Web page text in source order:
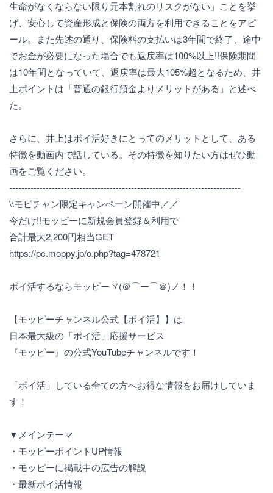
生命がなくならない限り元本割れのリスクがない」ことを挙
げ、安心して資産形成と保険の両方を利用できることをアピ
ール。また先述の通り、保険料の支払いは3年間で終了、途中
でお金が必要になった場合でも返戻率は100%以上!!保険期間
は10年間となっていて、返戻率は最大105%超となるため、井
上ポイントは「普通の銀行預金よりメリットがある」と述べ
た。
さらに、井上はポイ活好きにとってのメリットとして、ある
特徴を動画内で話している。その特徴を知りたい方はぜひ動
画をご覧ください。
----------------------------------------------------------------------------
\\モピチャン限定キャンペーン開催中／／
今だけ!!モッピーに新規会員登録＆利用で
合計最大2,200円相当GET
https://pc.moppy.jp/o.php?tag=478721
ポイ活するならモッピーヾ(＠⌒ー⌒＠)ノ！！
【モッピーチャンネル公式【ポイ活】】は
日本最大級の「ポイ活」応援サービス
『モッピー』の公式YouTubeチャンネルです！
「ポイ活」している全ての方へお得な情報をお届けしていま
す！
▼メインテーマ
・モッピーポイントUP情報
・モッピーに掲載中の広告の解説
・最新ポイ活情報